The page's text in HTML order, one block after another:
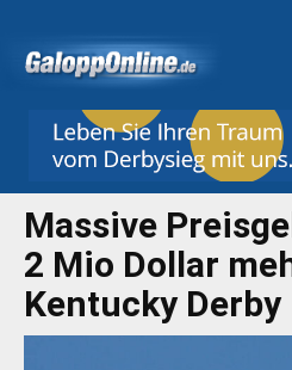
Massive
2 Mio Dollar
Kentucky Derby